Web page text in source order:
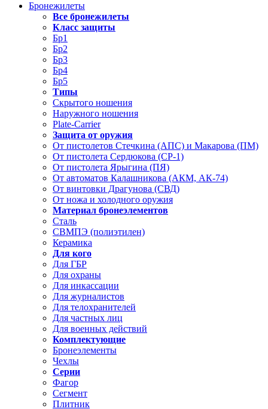
Бронежилеты
Все бронежилеты
Класс защиты
Бр1
Бр2
Бр3
Бр4
Бр5
Типы
Скрытого ношения
Наружного ношения
Plate-Carrier
Защита от оружия
От пистолетов Стечкина (АПС) и Макарова (ПМ)
От пистолета Сердюкова (СР-1)
От пистолета Ярыгина (ПЯ)
От автоматов Калашникова (АКМ, АК-74)
От винтовки Драгунова (СВД)
От ножа и холодного оружия
Материал бронеэлементов
Сталь
СВМПЭ (полиэтилен)
Керамика
Для кого
Для ГБР
Для охраны
Для инкассации
Для журналистов
Для телохранителей
Для частных лиц
Для военных действий
Комплектующие
Бронеэлементы
Чехлы
Серии
Фагор
Сегмент
Плитник